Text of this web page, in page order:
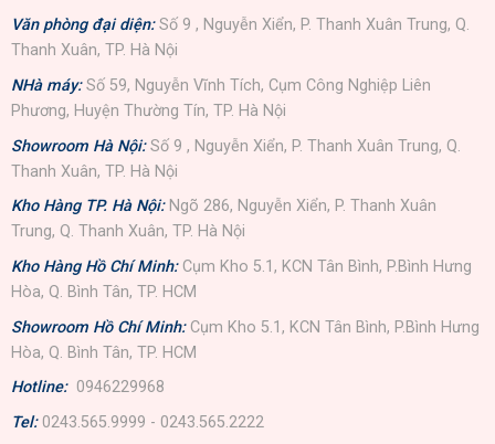
Văn phòng đại diện:Số 9 , Nguyễn Xiển, P. Thanh Xuân Trung, Q.
Thanh Xuân, TP. Hà Nội
NHà máy: Số 59, Nguyễn Vĩnh Tích, Cụm Công Nghiệp Liên
Phương, Huyện Thường Tín, TP. Hà Nội
Showroom Hà Nội: Số 9 , Nguyễn Xiển, P. Thanh Xuân Trung, Q.
Thanh Xuân, TP. Hà Nội
Kho Hàng TP. Hà Nội: Ngõ 286, Nguyễn Xiển, P. Thanh Xuân
Trung, Q. Thanh Xuân, TP. Hà Nội
Kho Hàng Hồ Chí Minh: Cụm Kho 5.1, KCN Tân Bình, P.Bình Hưng
Hòa, Q. Bình Tân, TP. HCM
Showroom Hồ Chí Minh: Cụm Kho 5.1, KCN Tân Bình, P.Bình Hưng
Hòa, Q. Bình Tân, TP. HCM
Hotline: 0946229968
Tel: 0243.565.9999 - 0243.565.2222